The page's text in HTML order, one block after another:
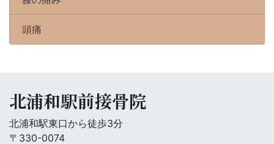
頭痛
北浦和駅前接骨院
北浦和駅東口から徒歩3分
〒330-0074